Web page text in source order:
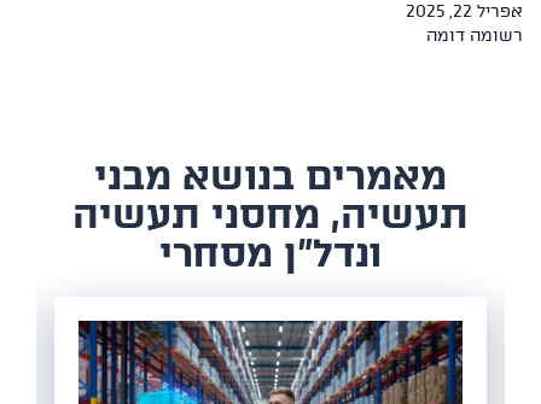
אפריל 22, 2025
רשומה דומה
​מאמרים בנושא מבני
תעשיה, מחסני תעשיה
ונדל"ן מסחרי